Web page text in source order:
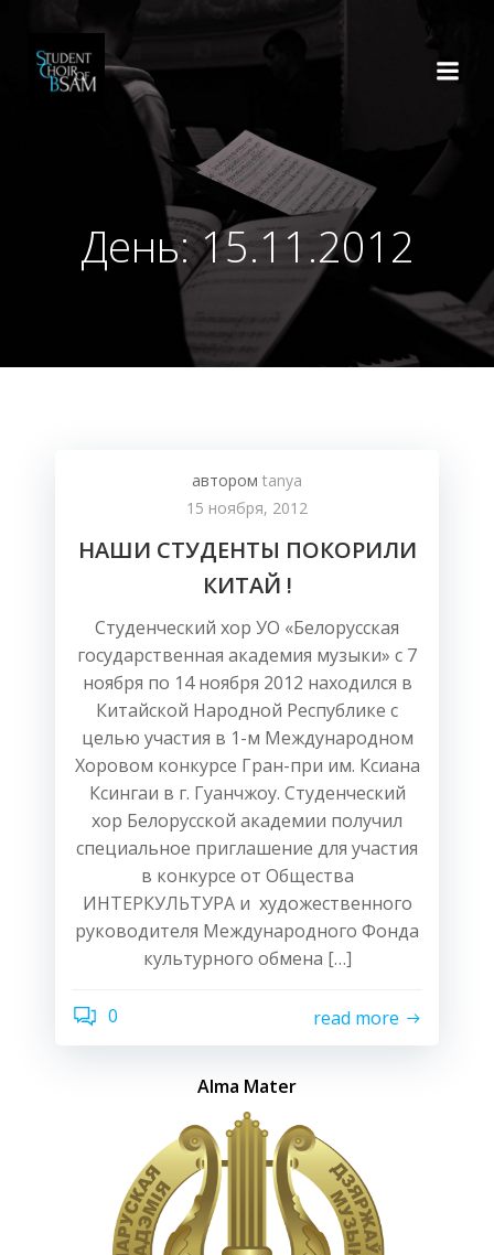
День:15.11.2012
автором tanya
15 ноября, 2012
НАШИ СТУДЕНТЫ ПОКОРИЛИ
КИТАЙ !
Студенческий хор УО «Белорусская
государственная академия музыки» с 7
ноября по 14 ноября 2012 находился в
Китайской Народной Республике с
целью участия в 1-м Международном
Хоровом конкурсе Гран-при им. Ксиана
Ксингаи в г. Гуанчжоу. Студенческий
хор Белорусской академии получил
специальное приглашение для участия
в конкурсе от Общества
ИНТЕРКУЛЬТУРА и художественного
руководителя Международного Фонда
культурного обмена […]
0 read more
Alma Mater